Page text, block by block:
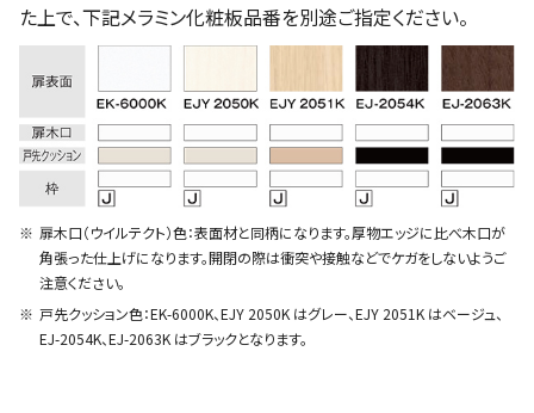
た上で、下記メラミン化粧板品番を別途ご指定ください。
扉木口（ウイルテクト）色：表面材と同柄になります。厚物エッジに比べ木口が
角張った仕上げになります。開閉の際は衝突や接触などでケガをしないようご
注意ください。
戸先クッション色：EK-6000K、EJY 2050K はグレー、EJY 2051K はベージュ、
EJ-2054K、EJ-2063K はブラックとなります。